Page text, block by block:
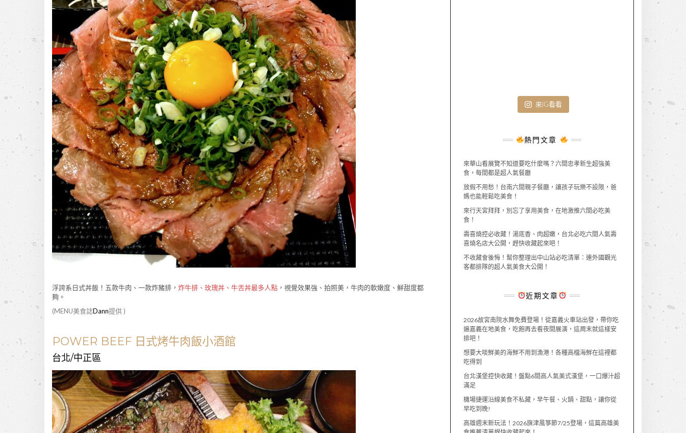
浮誇系日式丼飯！五款牛肉、一款炸豬排， 炸牛排、玫瑰丼、牛舌丼最多人點 ，視覺效果強、拍照美，牛肉的軟嫩度、鮮甜度都
夠。
(MENU美食誌Dann提供 )
POWER BEEF 日式烤牛肉飯小酒館
台北/中正區
來IG看看
熱門文章
來華山看展覽不知道要吃什麼嗎？六間忠孝新生超強美
食，每間都是超人氣餐廳
放假不用愁！台南六間親子餐廳，讓孩子玩樂不設限，爸
媽也能輕鬆吃美食！
來行天宮拜拜，別忘了享用美食，在地激推六間必吃美
食！
壽喜燒控必收藏！湯底香、肉超嫩，台北必吃六間人氣壽
喜燒名店大公開，趕快收藏起來吧！
不收藏會後悔！幫你整理出中山站必吃清單：連外國觀光
客都排隊的超人氣美食大公開！
近期文章
2026故宮南院水舞免費登場！從嘉義火車站出發，帶你吃
遍嘉義在地美食，吃飽再去看夜間展演，這周末就這樣安
排吧！
想要大啖鮮美的海鮮不用到漁港！各種高檔海鮮在這裡都
吃得到
台北漢堡控快收藏！盤點6間高人氣美式漢堡，一口爆汁超
滿足
機場捷運沿線美食不私藏，早午餐、火鍋、甜點，讓你從
早吃到晚!
高雄週末新玩法！2026旗津風箏節7/25登場，這篇高雄美